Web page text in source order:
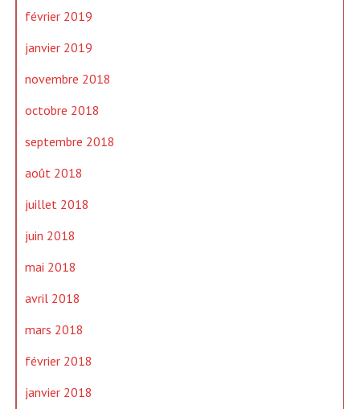
février 2019
janvier 2019
novembre 2018
octobre 2018
septembre 2018
août 2018
juillet 2018
juin 2018
mai 2018
avril 2018
mars 2018
février 2018
janvier 2018